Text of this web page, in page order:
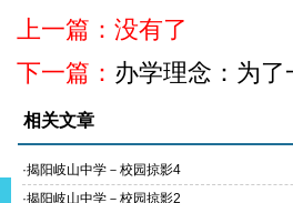
上一篇：没有了
下一篇： 办学理念：为
相关文章
·揭阳岐山中学－校园掠影4
·揭阳岐山中学－校园掠影2